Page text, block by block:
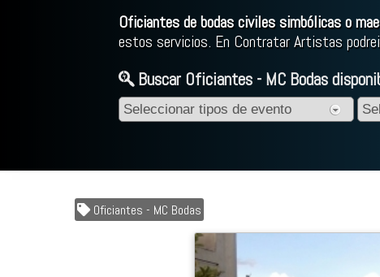
Oficiantes de bodas civiles simbólicas o
estos servicios. En Contratar Artistas
Buscar Oficiantes - MC Bodas
Oficiantes - MC Bodas